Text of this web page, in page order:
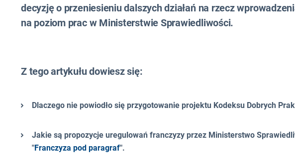
decyzję o przeniesieniu dalszych działań na rzecz
na poziom prac w Ministerstwie Sprawiedliwości.
Z tego artykułu dowiesz się:
Dlaczego nie powiodło się przygotowanie projektu Kodeksu Dobrych
Jakie są propozycje uregulowań franczyzy przez Ministerstwo
"Franczyza pod paragraf".